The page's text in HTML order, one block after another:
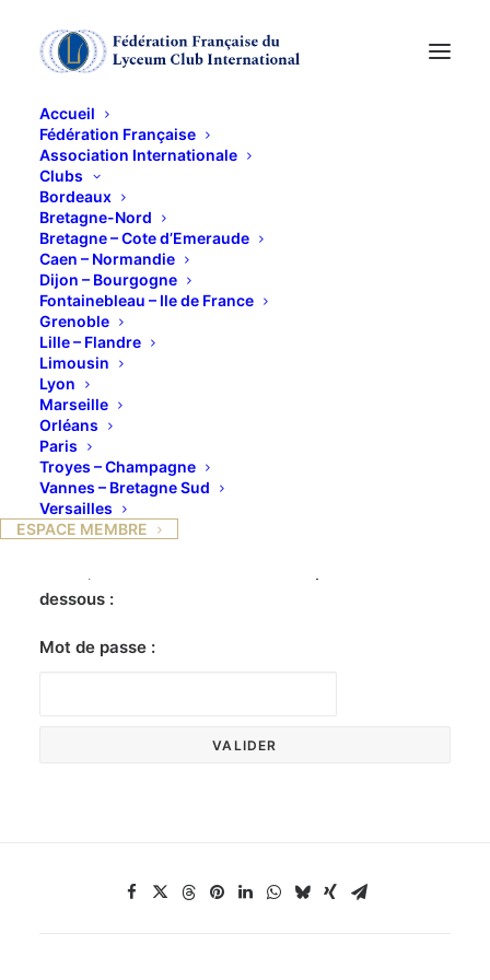
Accueil
Fédération Française
Association Internationale
Clubs
Bordeaux
Bretagne-Nord
Bretagne – Cote d’Emeraude
Caen – Normandie
Dijon – Bourgogne
Fontainebleau – Ile de France
Grenoble
Lille – Flandre
Limousin
Lyon
Marseille
Orléans
Paris
Troyes – Champagne
Vannes – Bretagne Sud
Versailles
ESPACE MEMBRE
Déjeuner champêtre
de fin d'année
Ce contenu est protégé par un mot de passe. Pour
dessous :
Mot de passe :